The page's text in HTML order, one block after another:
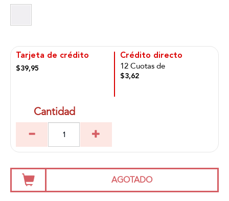
Tarjeta de crédito
$39,95
Crédito directo
12 Cuotas de
$3,62
Cantidad
AGOTADO